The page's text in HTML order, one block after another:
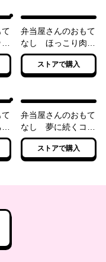
ー
弁当屋さんのおもて
なし ほっこり肉じ
ゃがと母の味
ストアで購入
弁当屋さんのおもて
なし 夢に続くコロ
ッケサンド
ストアで購入